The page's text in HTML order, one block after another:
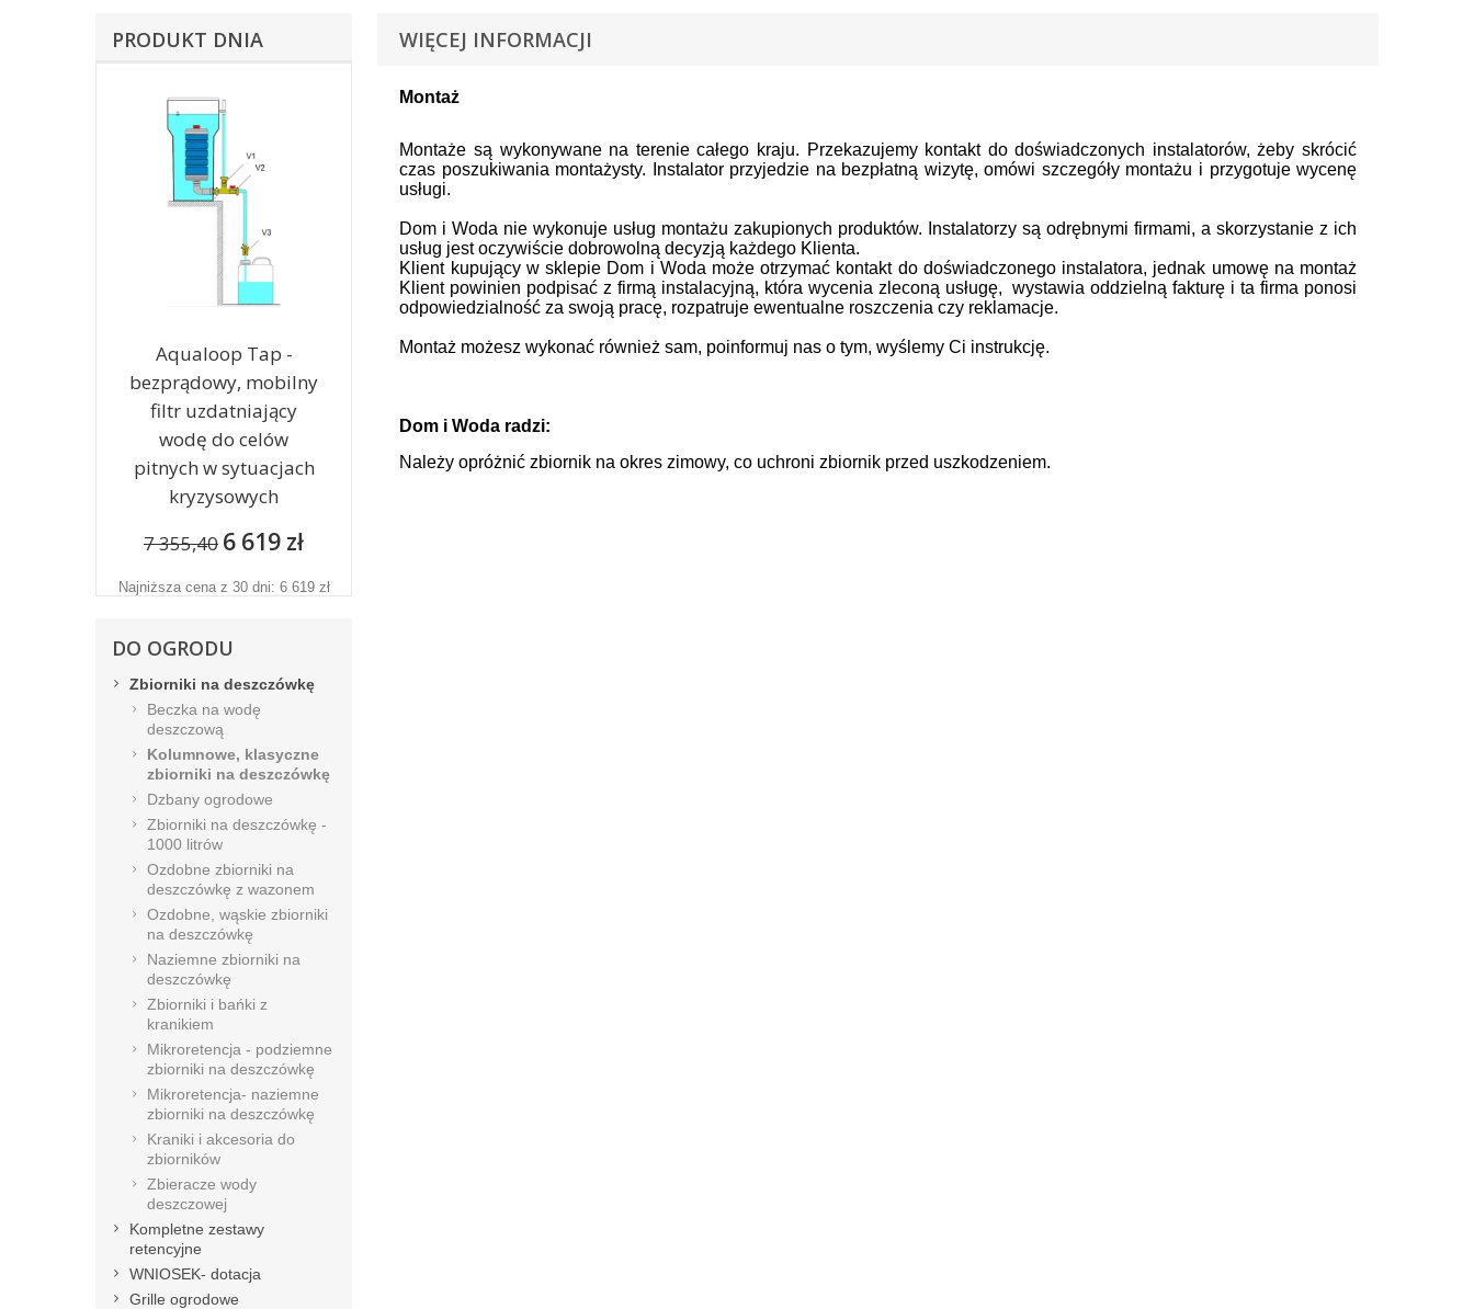
WIĘCEJ INFORMACJI
Montaż
Montaże są wykonywane na terenie całego kraju. Przekazujemy kontakt do doświadczonych instalatorów, żeby skrócić
czas poszukiwania montażysty.
Instalator przyjedzie na bezpłatną wizytę, omówi szczegóły montażu i przygotuje wycenę
usługi.
Dom i Woda nie wykonuje usług montażu zakupionych produktów. Instalatorzy są odrębnymi firmami, a skorzystanie z ich
usług jest oczywiście dobrowolną decyzją każdego Klienta.
Klient kupujący w sklepie Dom i Woda może otrzymać kontakt do doświadczonego instalatora, jednak umowę na montaż
Klient powinien podpisać z firmą instalacyjną, która wycenia zleconą usługę, wystawia oddzielną fakturę i ta firma ponosi
odpowiedzialność za swoją pracę, rozpatruje ewentualne roszczenia czy reklamacje.
Montaż możesz wykonać również sam, poinformuj nas o tym, wyślemy Ci instrukcję.
Dom i Woda radzi:
Należy opróżnić zbiornik na okres zimowy, co uchroni zbiornik przed uszkodzeniem.
PRODUKT DNIA
Aqualoop Tap -
bezprądowy, mobilny
filtr uzdatniający
wodę do celów
pitnych w sytuacjach
kryzysowych
7 355,40 6 619 zł
Najniższa cena z 30 dni: 6 619 zł
DO OGRODU
Zbiorniki na deszczówkę
Beczka na wodę
deszczową
Kolumnowe, klasyczne
zbiorniki na deszczówkę
Dzbany ogrodowe
Zbiorniki na deszczówkę -
1000 litrów
Ozdobne zbiorniki na
deszczówkę z wazonem
Ozdobne, wąskie zbiorniki
na deszczówkę
Naziemne zbiorniki na
deszczówkę
Zbiorniki i bańki z
kranikiem
Mikroretencja - podziemne
zbiorniki na deszczówkę
Mikroretencja- naziemne
zbiorniki na deszczówkę
Kraniki i akcesoria do
zbiorników
Zbieracze wody
deszczowej
Kompletne zestawy
retencyjne
WNIOSEK- dotacja
Grille ogrodowe